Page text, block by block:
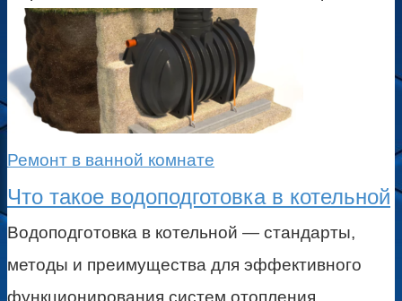
Ремонт в ванной комнате
Что такое водоподготовка в котельной
Водоподготовка в котельной — стандарты,
методы и преимущества для эффективного
функционирования систем отопления